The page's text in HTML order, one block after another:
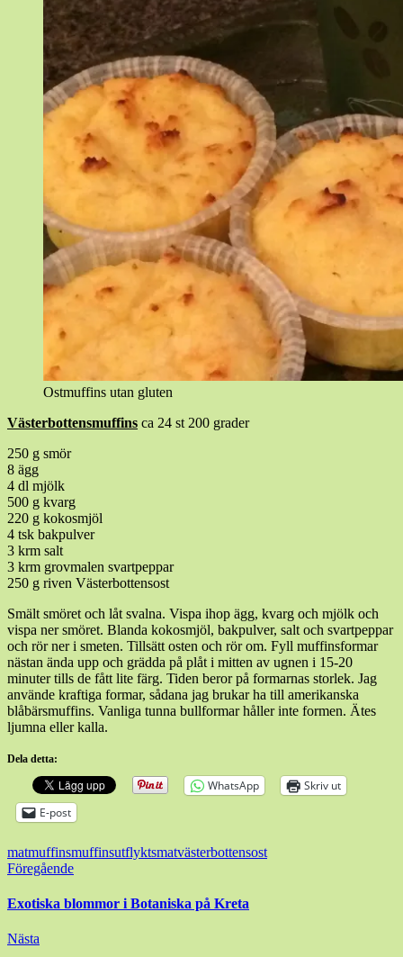
Ostmuffins utan gluten
Västerbottensmuffins ca 24 st 200 grader
250 g smör
8 ägg
4 dl mjölk
500 g kvarg
220 g kokosmjöl
4 tsk bakpulver
3 krm salt
3 krm grovmalen svartpeppar
250 g riven Västerbottensost
Smält smöret och låt svalna. Vispa ihop ägg, kvarg och mjölk och
vispa ner smöret. Blanda kokosmjöl, bakpulver, salt och svartpeppar
och rör ner i smeten. Tillsätt osten och rör om. Fyll muffinsformar
nästan ända upp och grädda på plåt i mitten av ugnen i 15-20
minuter tills de fått lite färg. Tiden beror på formarnas storlek. Jag
använde kraftiga formar, sådana jag brukar ha till amerikanska
blåbärsmuffins. Vanliga tunna bullformar håller inte formen. Ätes
ljumna eller kalla.
Dela detta:
WhatsApp
Skriv ut
E-post
matmuffinsmuffinsutflyktsmatvästerbottensost
Inläggsnavigering
Föregående
Exotiska blommor i Botaniska på Kreta
Nästa